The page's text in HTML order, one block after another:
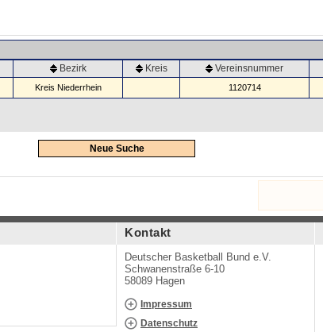
Bezirk Kreis Vereinsnummer
Kreis Niederrhein 1120714
Neue Suche
Kontakt
Deutscher Basketball Bund e.V.
Schwanenstraße 6-10
58089 Hagen
Impressum
Datenschutz